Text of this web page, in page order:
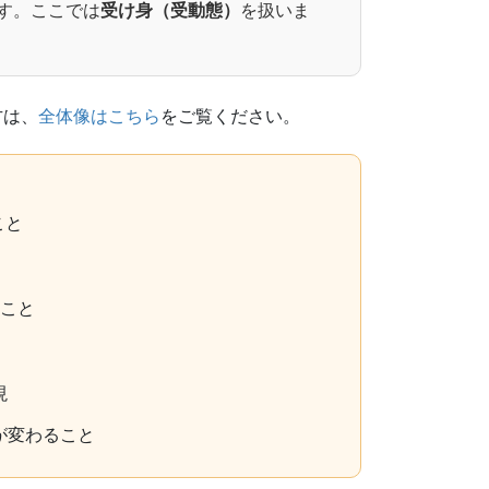
。ここでは受け身（受動態） を扱いま
、 全体像はこちら をご覧ください。
と
変わること